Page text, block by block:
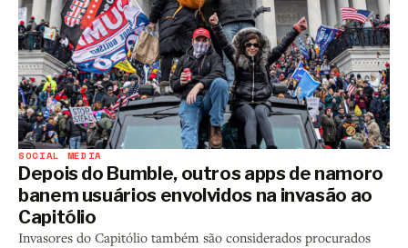
SOCIAL MEDIA
Depois do Bumble, outros apps de namoro
banem usuários envolvidos na invasão ao
Capitólio
Invasores do Capitólio também são considerados procurados